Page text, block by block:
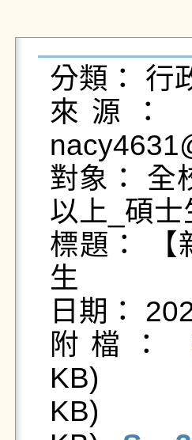
分類： 行
來源：
對象： 全
以上_碩士
標題： 【
生
日期：
附檔：